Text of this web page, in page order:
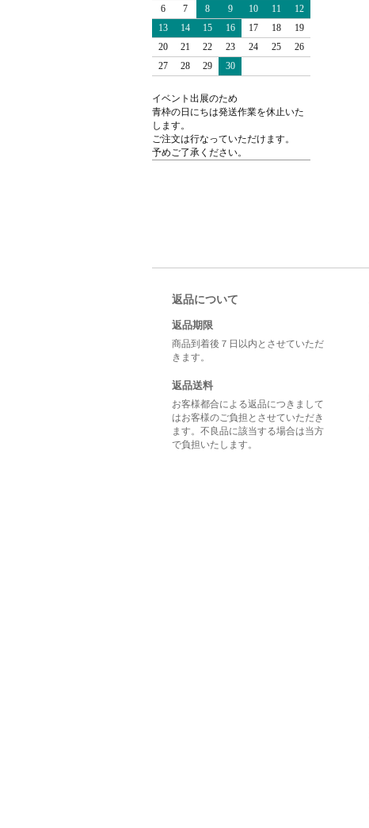
6
7 8 9 10 11
12
13
14 15 16 17 18
19
20
21 22 23 24 25
26
27
28 29 30
イベント出展のため
青枠の日にちは発送作業を休止いた
します。
ご注文は行なっていただけます。
予めご了承ください。
返品について
返品期限
商品到着後７日以内とさせていただ
きます。
返品送料
お客様都合による返品につきまして
はお客様のご負担とさせていただき
ます。不良品に該当する場合は当方
で負担いたします。